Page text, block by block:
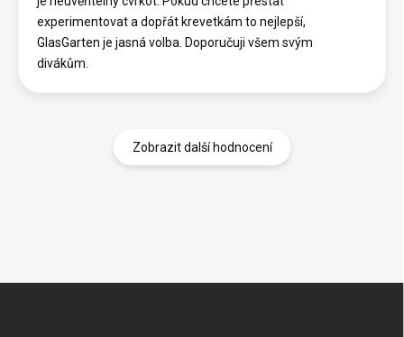
experimentovat a dopřát krevetkám to nejlepší,
GlasGarten je jasná volba. Doporučuji všem svým
divákům.
Zobrazit další hodnocení